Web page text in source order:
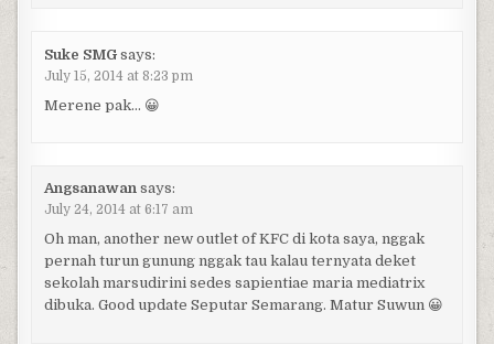
Suke SMG says:
July 15, 2014 at 8:23 pm
Merene pak… 😀
Angsanawan says:
July 24, 2014 at 6:17 am
Oh man, another new outlet of KFC di kota saya, nggak
pernah turun gunung nggak tau kalau ternyata deket
sekolah marsudirini sedes sapientiae maria mediatrix
dibuka. Good update Seputar Semarang. Matur Suwun 😀